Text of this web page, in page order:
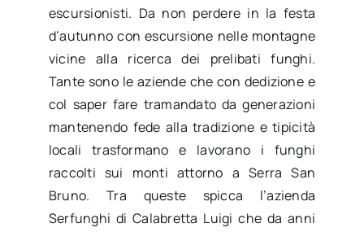
escursionisti. Da non perdere in la festa
d’autunno con escursione nelle montagne
vicine alla ricerca dei prelibati funghi.
Tante sono le aziende che con dedizione e
col saper fare tramandato da generazioni
mantenendo fede alla tradizione e tipicità
locali trasformano e lavorano i funghi
raccolti sui monti attorno a Serra San
Bruno. Tra queste spicca l’azienda
Serfunghi di Calabretta Luigi che da anni